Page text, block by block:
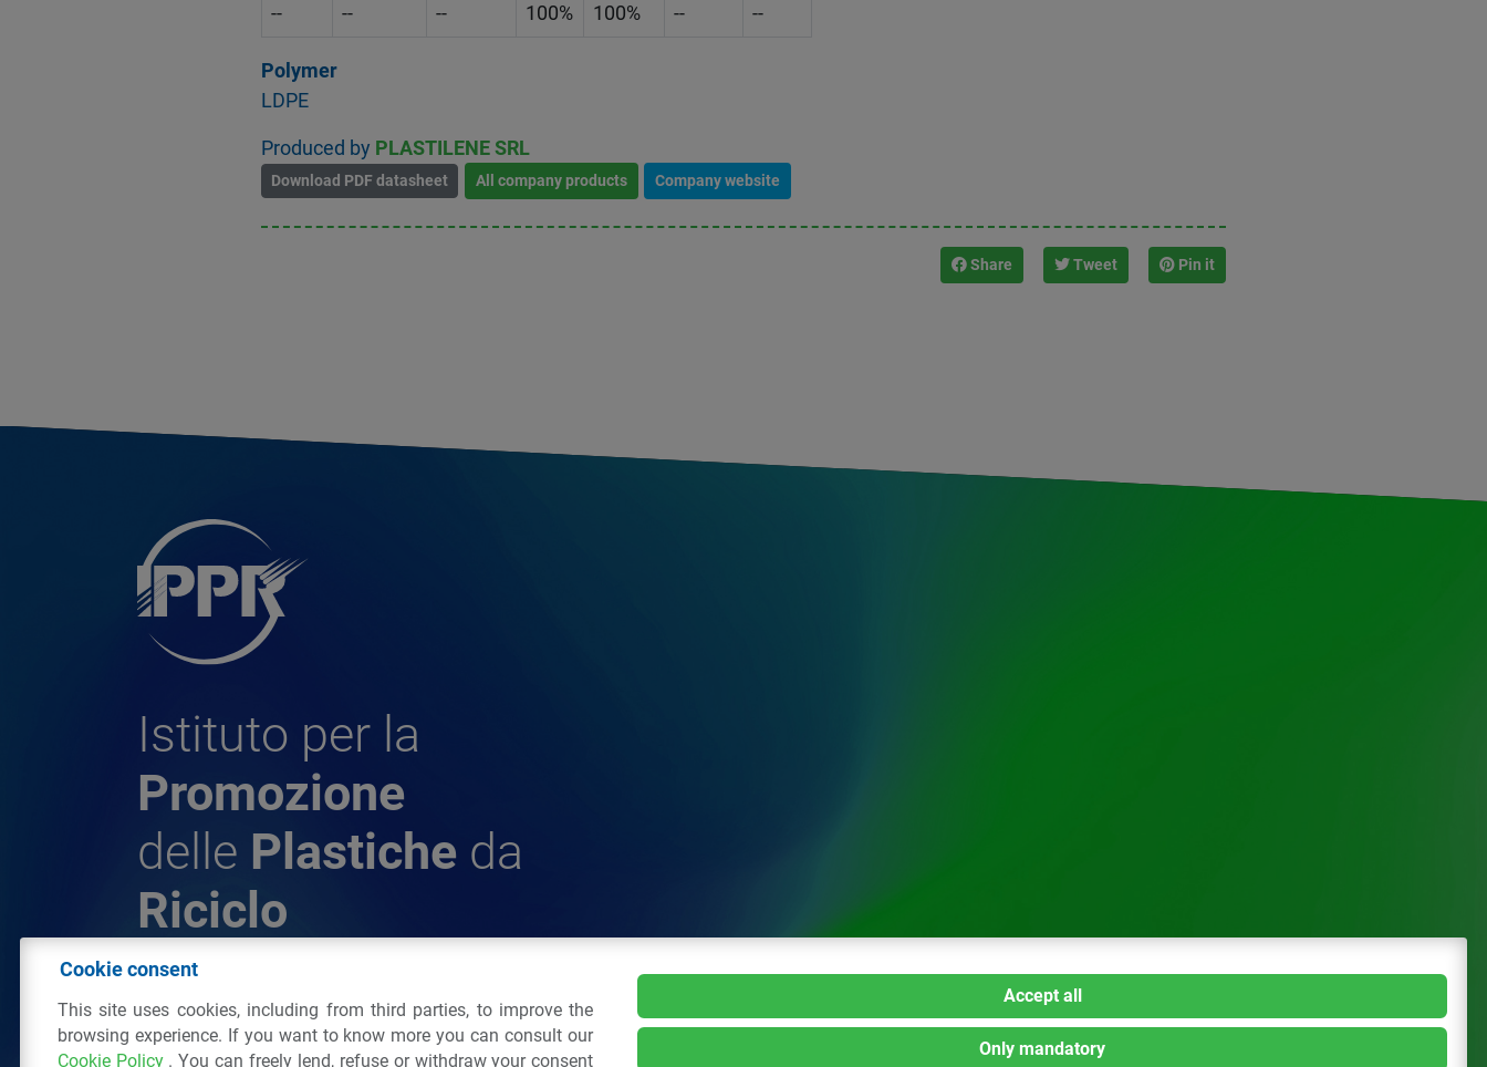
-- -- -- 100% 100% -- --
Polymer
LDPE
Produced by PLASTILENE SRL
Download PDF datasheet All company products Company website
Share Tweet Pin it
Istituto per la
Promozione
delle Plastiche da
Riciclo
da Riciclo
C.F. 97381090154
Cookie consent
This site uses cookies, including from third parties, to improve the
browsing experience. If you want to know more you can consult our
Cookie Policy . You can freely lend, refuse or withdraw your consent
Accept all
Only mandatory